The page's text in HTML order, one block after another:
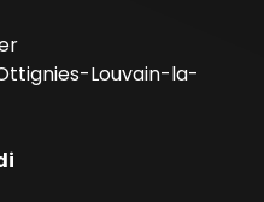
Louvain-la-